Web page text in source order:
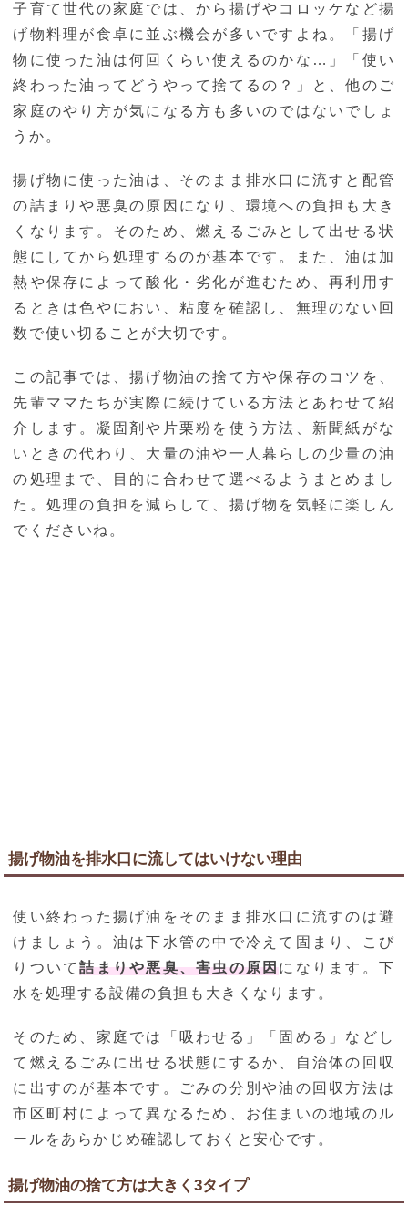
子育て世代の家庭では、から揚げやコロッケなど揚
げ物料理が食卓に並ぶ機会が多いですよね。「揚げ
物に使った油は何回くらい使えるのかな…」「使い
終わった油ってどうやって捨てるの？」と、他のご
家庭のやり方が気になる方も多いのではないでしょ
うか。
揚げ物に使った油は、そのまま排水口に流すと配管
の詰まりや悪臭の原因になり、環境への負担も大き
くなります。そのため、燃えるごみとして出せる状
態にしてから処理するのが基本です。また、油は加
熱や保存によって酸化・劣化が進むため、再利用す
るときは色やにおい、粘度を確認し、無理のない回
数で使い切ることが大切です。
この記事では、揚げ物油の捨て方や保存のコツを、
先輩ママたちが実際に続けている方法とあわせて紹
介します。凝固剤や片栗粉を使う方法、新聞紙がな
いときの代わり、大量の油や一人暮らしの少量の油
の処理まで、目的に合わせて選べるようまとめまし
た。処理の負担を減らして、揚げ物を気軽に楽しん
でくださいね。
揚げ物油を排水口に流してはいけない理由
使い終わった揚げ油をそのまま排水口に流すのは避
けましょう。油は下水管の中で冷えて固まり、こび
りついて詰まりや悪臭、害虫の原因になります。下
水を処理する設備の負担も大きくなります。
そのため、家庭では「吸わせる」「固める」などし
て燃えるごみに出せる状態にするか、自治体の回収
に出すのが基本です。ごみの分別や油の回収方法は
市区町村によって異なるため、お住まいの地域のル
ールをあらかじめ確認しておくと安心です。
揚げ物油の捨て方は大きく3タイプ